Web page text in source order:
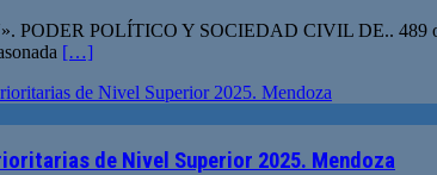
POLÍTICO Y SOCIEDAD CIVIL DE.. 489
[…]
de Nivel Superior 2025. Mendoza